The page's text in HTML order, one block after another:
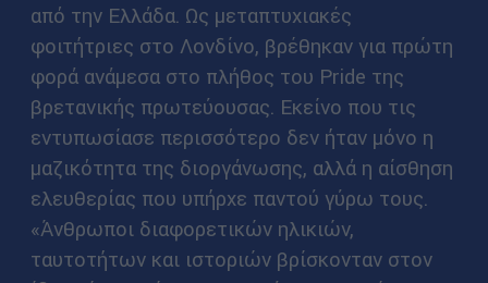
από την Ελλάδα. Ως μεταπτυχιακές
φοιτήτριες στο Λονδίνο, βρέθηκαν για πρώτη
φορά ανάμεσα στο πλήθος του Pride της
βρετανικής πρωτεύουσας. Εκείνο που τις
εντυπωσίασε περισσότερο δεν ήταν μόνο η
μαζικότητα της διοργάνωσης, αλλά η αίσθηση
ελευθερίας που υπήρχε παντού γύρω τους.
«Άνθρωποι διαφορετικών ηλικιών,
ταυτοτήτων και ιστοριών βρίσκονταν στον